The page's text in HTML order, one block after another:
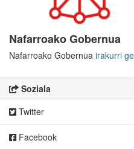
Nafarroako Gobernua
Nafarroako Gobernua irakurri
Soziala
Twitter
Facebook